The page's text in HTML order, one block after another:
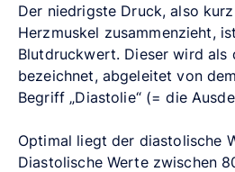
Der niedrigste Druck, also
Herzmuskel zusammenzieht,
Blutdruckwert. Dieser wird als
bezeichnet, abgeleitet von
Begriff „Diastolie“ (= die
Optimal liegt der diastolische
Diastolische Werte zwischen